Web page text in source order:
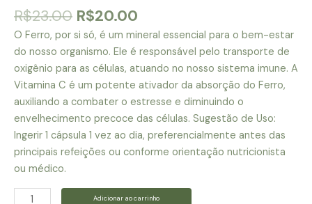
R$23.00 O
preço
original
era:
R$23.00.
R$20.00
preço
atual
é:
R$20.00.
O Ferro, por si só, é um mineral essencial para o bem-estar
do nosso organismo. Ele é responsável pelo transporte de
oxigênio para as células, atuando no nosso sistema imune. A
Vitamina C é um potente ativador da absorção do Ferro,
auxiliando a combater o estresse e diminuindo o
envelhecimento precoce das células. Sugestão de Uso:
Ingerir 1 cápsula 1 vez ao dia, preferencialmente antes das
principais refeições ou conforme orientação nutricionista
ou médico.
SUPLEMENTO
Adicionar ao carrinho